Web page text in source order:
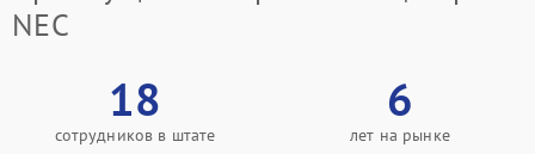
NEC
18
сотрудников в штате
6
лет на рынке